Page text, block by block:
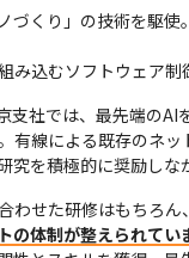
づくり」の技術を駆
み込むソフトウェア
社では、最先端のAI
有線による既存のネ
究を積極的に奨励し
わせた研修はもちろ
の体制が整えられてい